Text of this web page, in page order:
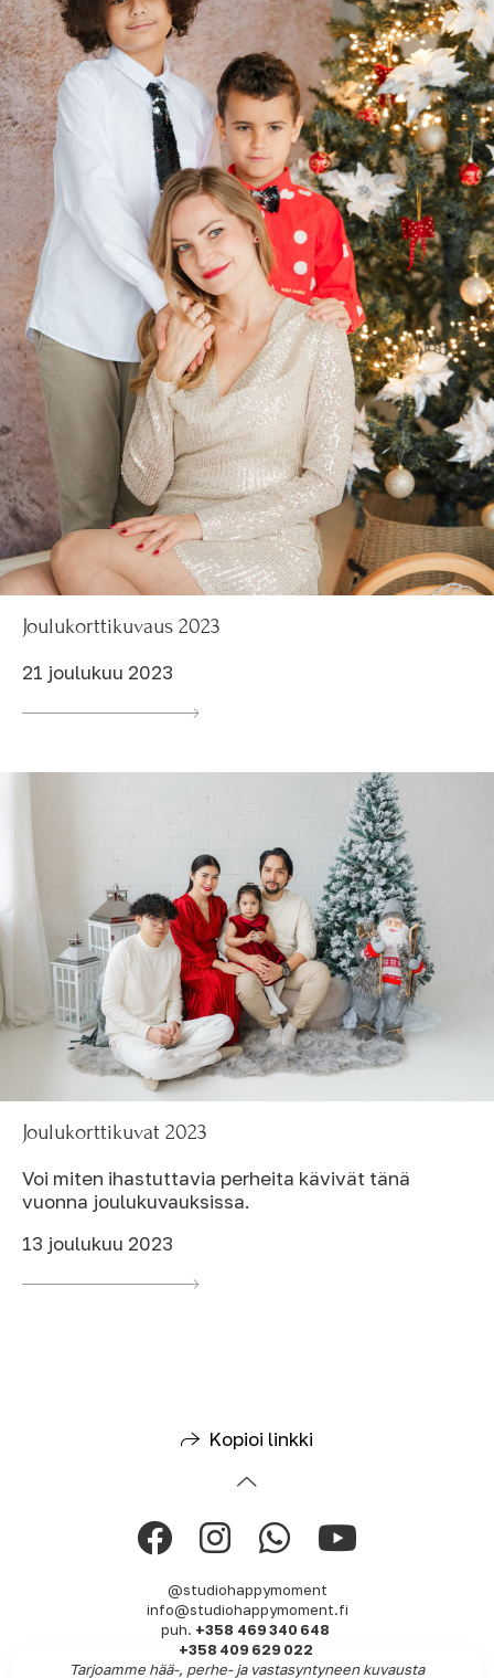
Joulukorttikuvaus 2023
21 joulukuu 2023
Joulukorttikuvat 2023
Voi miten ihastuttavia perheita kävivät tänä
vuonna joulukuvauksissa.
13 joulukuu 2023
Kopioi linkki
@studiohappymoment
info@studiohappymoment.fi
puh. +358 469 340 648
+358 409 629 022
Tarjoamme hää-, perhe- ja vastasyntyneen kuvausta